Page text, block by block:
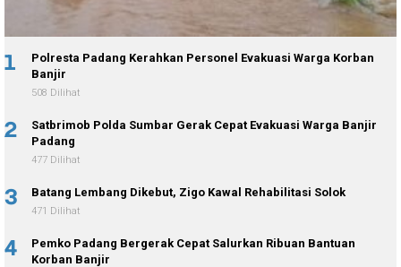
1
Polresta Padang Kerahkan Personel Evakuasi Warga Korban
Banjir
508 Dilihat
2
Satbrimob Polda Sumbar Gerak Cepat Evakuasi Warga Banjir
Padang
477 Dilihat
3 Batang Lembang Dikebut, Zigo Kawal Rehabilitasi Solok
471 Dilihat
4
Pemko Padang Bergerak Cepat Salurkan Ribuan Bantuan
Korban Banjir